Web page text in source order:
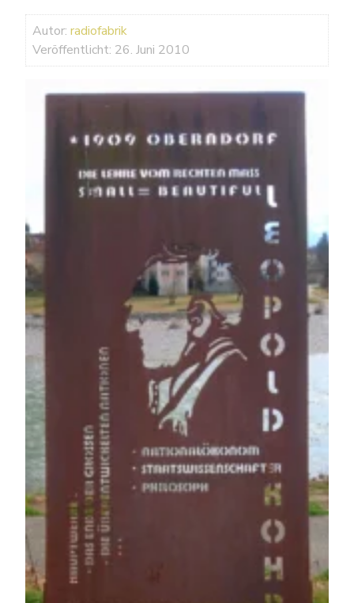
Autor: radiofabrik
Veröffentlicht: 26. Juni 2010